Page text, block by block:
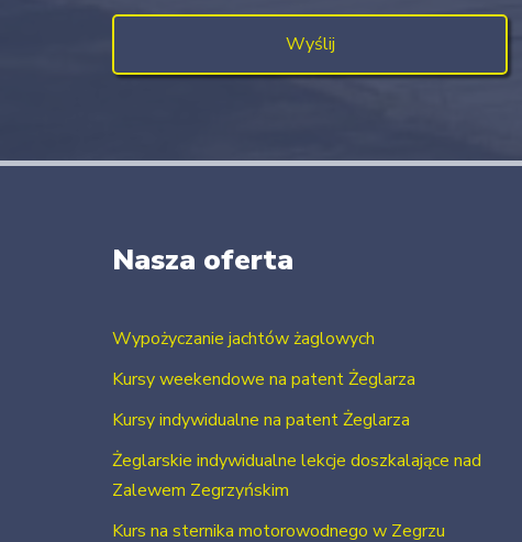
Nasza oferta
Wypożyczanie jachtów żaglowych
Kursy weekendowe na patent Żeglarza
Kursy indywidualne na patent Żeglarza
Żeglarskie indywidualne lekcje doszkalające nad
Zalewem Zegrzyńskim
Kurs na sternika motorowodnego w Zegrzu